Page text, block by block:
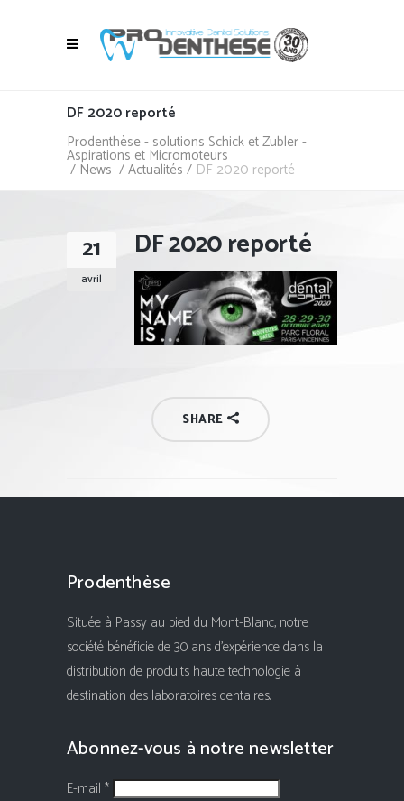
DF 2020 reporté
Prodenthèse - solutions Schick et Zubler -
Aspirations et Micromoteurs
/ News /Actualités / DF 2020 reporté
21
avril
DF 2020 reporté
SHARE
Prodenthèse
Située à Passy au pied du Mont-Blanc, notre
société bénéficie de 30 ans d'expérience dans la
distribution de produits haute technologie à
destination des laboratoires dentaires.
Abonnez-vous à notre newsletter
E-mail *